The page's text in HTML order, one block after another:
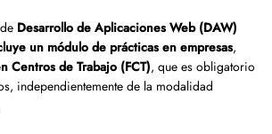
Desarrollo de Aplicaciones Web (DAW)
un módulo de prácticas en empresas,
Centros de Trabajo (FCT), que es obligatorio
independientemente de la modalidad